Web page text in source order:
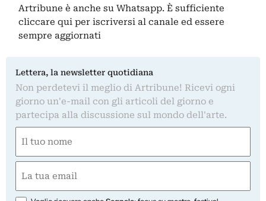
Artribune è anche su Whatsapp. È sufficiente
cliccare qui per iscriversi al canale ed essere
sempre aggiornati
Lettera, la newsletter quotidiana
Non perdetevi il meglio di Artribune! Ricevi ogni
giorno un'e-mail con gli articoli del giorno e
partecipa alla discussione sul mondo dell'arte.
(Required)
First
(Required)